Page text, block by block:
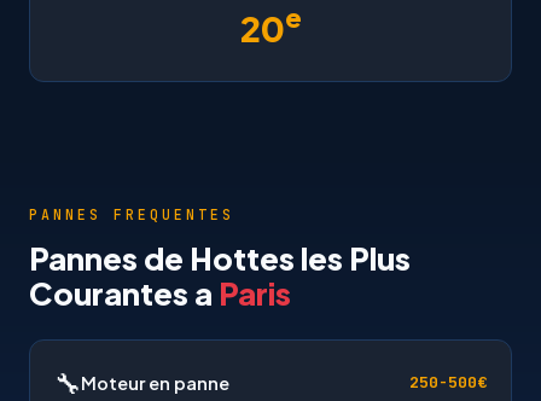
20e
PANNES FREQUENTES
Pannes de Hottes les Plus
Courantes a Paris
🔧Moteur en panne 250-500€